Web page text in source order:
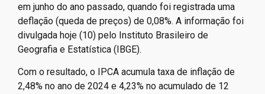
em junho do ano passado, quando foi registrada uma
deflação (queda de preços) de 0,08%. A informação foi
divulgada hoje (10) pelo Instituto Brasileiro de
Geografia e Estatística (IBGE).
Com o resultado, o IPCA acumula taxa de inflação de
2,48% no ano de 2024 e 4,23% no acumulado de 12